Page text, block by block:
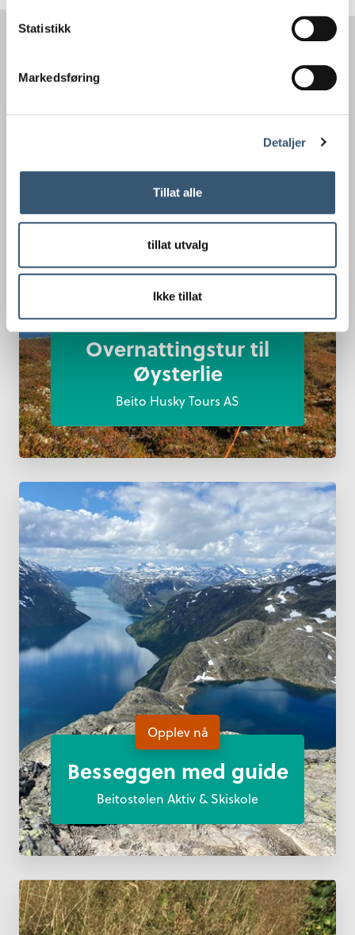
Statistikk
Markedsføring
Detaljer
Tillat alle
tillat utvalg
Ikke tillat
Overnattingstur til
Øysterlie
Beito Husky Tours AS
Opplev nå
Besseggen med guide
Beitostølen Aktiv & Skiskole